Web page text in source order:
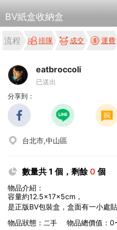
BV紙盒收納盒
流程 排隊 成交 運費
eatbroccoli
已送出
分享到：
台北市,中山區
數量共 1 個，剩餘0 個
物品介紹：
容量約12.5×17×5cm，
是正版BV包裝盒，盒面有一小處
物品狀態： 二手 物品總價值：